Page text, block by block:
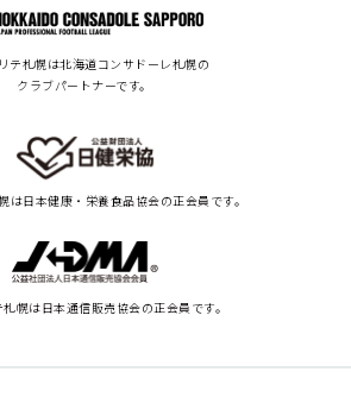
テ札幌は北海道コンサドーレ札幌の
クラブパートナーです。
は日本健康・栄養食品協会の正会員です。
札幌は日本通信販売協会の正会員です。